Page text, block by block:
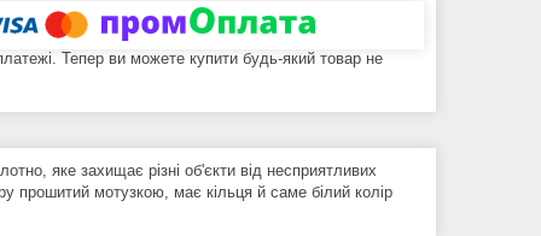
Тепер ви можете купити будь-який товар не
яке захищає різні об'єкти від несприятливих
прошитий мотузкою, має кільця й саме білий колір